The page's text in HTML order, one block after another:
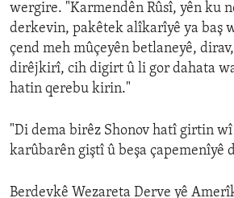
wergire. "Karmendên Rûsî, yên ku
derkevin, pakêtek alîkarîyê ya baş
çend meh mûçeyên betlaneyê,
dirêjkirî, cih digirt û li gor dahata
hatin qerebu kirin."
"Di dema birêz Shonov hatî girtin
karûbarên giştî û beşa çapemenîyê
Berdevkê Wezareta Derve yê